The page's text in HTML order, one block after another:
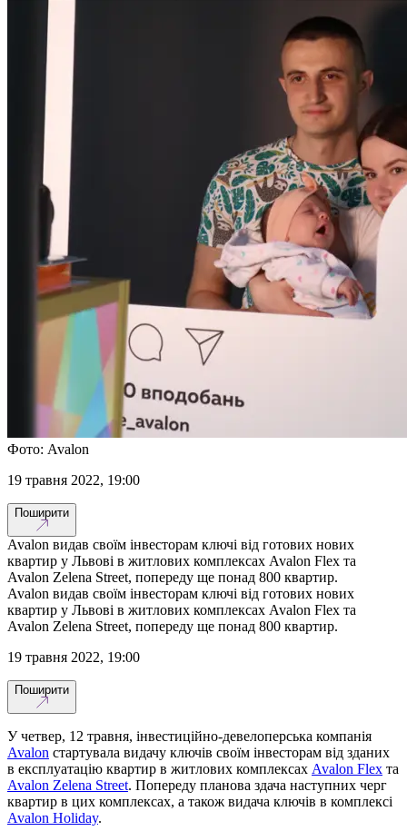
Фото: Avalon
19 травня 2022, 19:00
Поширити
Avalon видав своїм інвесторам ключі від готових нових
квартир у Львові в житлових комплексах Avalon Flex та
Avalon Zelena Street, попереду ще понад 800 квартир.
Avalon видав своїм інвесторам ключі від готових нових
квартир у Львові в житлових комплексах Avalon Flex та
Avalon Zelena Street, попереду ще понад 800 квартир.
19 травня 2022, 19:00
Поширити
У четвер, 12 травня, інвестиційно-девелоперська компанія
Avalon стартувала видачу ключів своїм інвесторам від зданих
в експлуатацію квартир в житлових комплексах Avalon Flex та
Avalon Zelena Street. Попереду планова здача наступних черг
квартир в цих комплексах, а також видача ключів в комплексі
Avalon Holiday.